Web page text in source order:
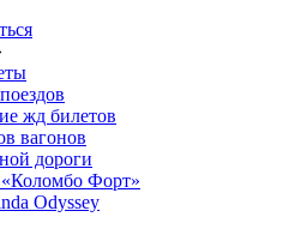
жд билетов
вагонов
дороги
Форт»
Odyssey